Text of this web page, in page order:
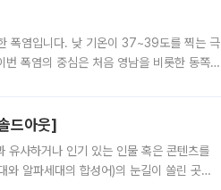
폭염입니다. 낮 기온이 37~39도를 찍는 극
폭염의 중심은 처음 영남을 비롯한 동쪽
드아웃]
유사하거나 인기 있는 인물 혹은 콘텐츠를
알파세대의 합성어)의 눈길이 쏠린 곳은